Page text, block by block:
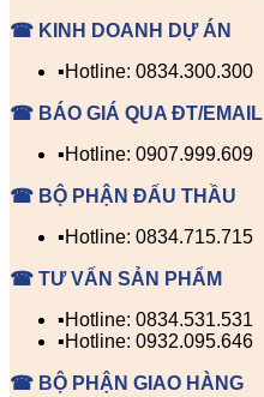
☎ KINH DOANH DỰ ÁN
▪️Hotline: 0834.300.300
☎ BÁO GIÁ QUA ĐT/EMAIL
▪️Hotline: 0907.999.609
☎ BỘ PHẬN ĐẤU THẦU
▪️Hotline: 0834.715.715
☎ TƯ VẤN SẢN PHẨM
▪️Hotline: 0834.531.531
▪️Hotline: 0932.095.646
☎ BỘ PHẬN GIAO HÀNG